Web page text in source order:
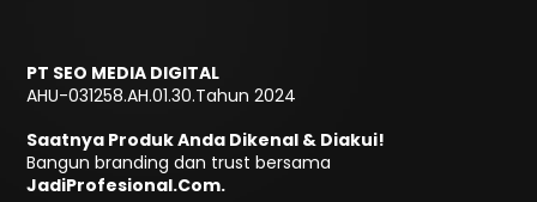
PT SEO MEDIA DIGITAL
AHU-031258.AH.01.30.Tahun 2024
Saatnya Produk Anda Dikenal & Diakui!
Bangun branding dan trust bersama
JadiProfesional.Com.